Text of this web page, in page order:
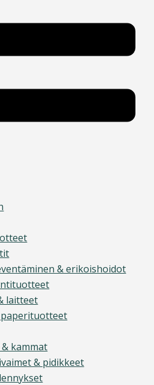
& erikoishoidot
laitteet
paperituotteet
kammat
& pidikkeet